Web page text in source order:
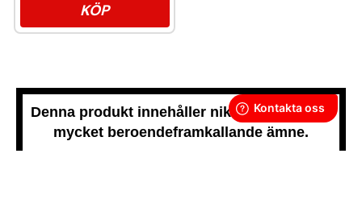
KÖP
Denna produkt innehåller nikotin som är ett
mycket beroendeframkallande ämne.